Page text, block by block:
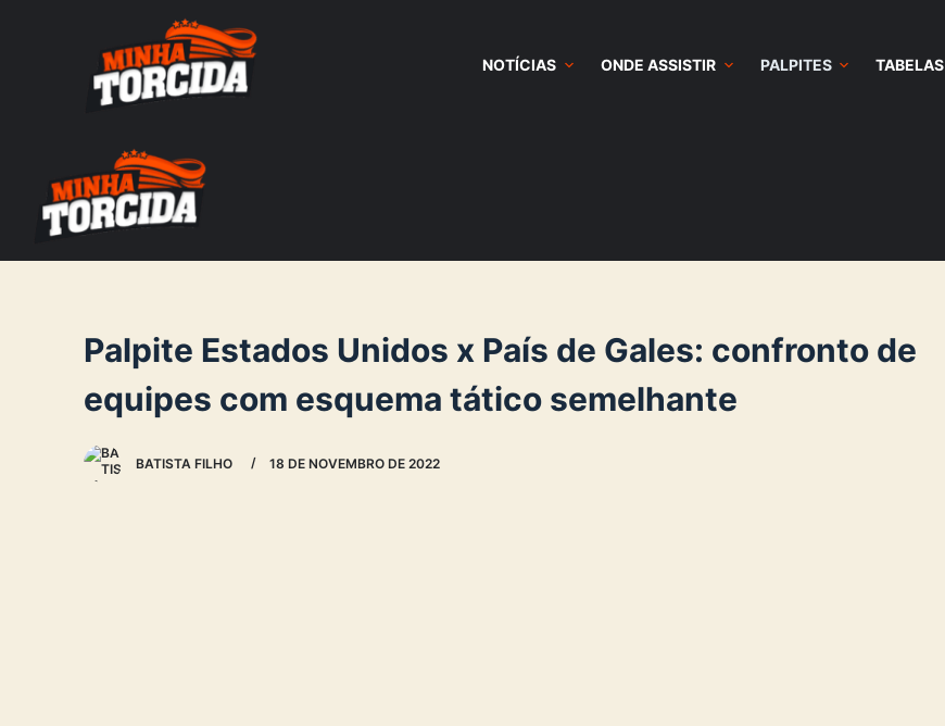
NOTÍCIAS ONDE ASSISTIR PALPITES TABELAS
Palpite Estados Unidos x País de Gales: confronto de
equipes com esquema tático semelhante
BATISTA FILHO 18 DE NOVEMBRO DE 2022